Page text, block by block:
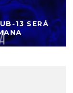
13 SERÁ